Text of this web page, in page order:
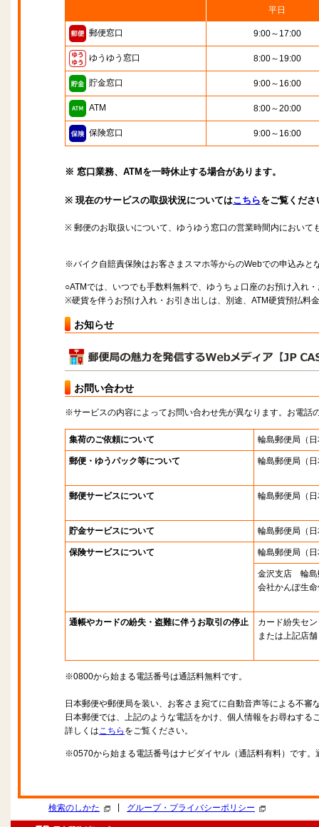
平日
郵便窓口 9:00～17:00
ゆうゆう窓口 8:00～19:00
貯金窓口 9:00～16:00
ATM 8:00～20:00
保険窓口 9:00～16:00
※ 窓口業務、ATMを一時休止する場合があります。
※ 現在のサービスの取扱状況についてはこちらをご覧くださ
※ 郵便のお取扱いについて、ゆうゆう窓口の営業時間内において
※バイク自賠責保険はお客さまスマホ等からのWebでの申込みと
○ATMでは、いつでも手数料無料で、ゆうちょ口座のお預け入れ
※硬貨を伴うお預け入れ・お引き出しは、別途、ATM硬貨預払料
お知らせ
お問い合わせ
※サービスの内容によってお問い合わせ先が異なります。お電話
集荷のご依頼について 輪島郵便局 （
郵便・ゆうパック等について 輪島郵便局 （
郵便サービスについて 輪島郵便局 （
貯金サービスについて 輪島郵便局 （
保険サービスについて 輪島郵便局 （
金沢支店 輪島
会社かんぽ生
通帳やカードの紛失・盗難に伴うお取引の停止
カード紛失セ
または上記店舗
※0800から始まる電話番号は通話料無料です。
日本郵便や郵便局を装い、お客さま宛てに自動音声等による不審
日本郵便では、上記のような電話をかけ、個人情報をお尋ねする
詳しくはこちら をご覧ください。
※0570から始まる電話番号はナビダイヤル（通話料有料）です
検索のしかた グループ・プライバシーポリシー